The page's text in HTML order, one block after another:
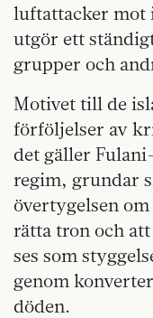
luftattacker mot
utgör ett
grupper och
Motivet till de
förföljelser av
det gäller
regim, grundar
övertygelsen
rätta tron och
ses som
genom
döden.